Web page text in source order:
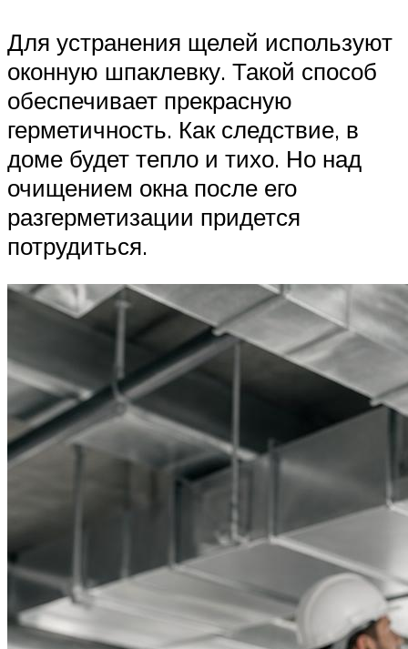
Для устранения щелей используют
оконную шпаклевку. Такой способ
обеспечивает прекрасную
герметичность. Как следствие, в
доме будет тепло и тихо. Но над
очищением окна после его
разгерметизации придется
потрудиться.